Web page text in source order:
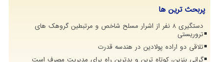
پربحث ترین ها
دستگیری 8 نفر از اشرار مسلح شاخص و مرتبطین گروهک های
تروریستی
تلاقی دو اراده پولادین در هندسه قدرت
گرانی بنزین، کوتاه ترین و بدترین راه برای مدیریت مصرف است